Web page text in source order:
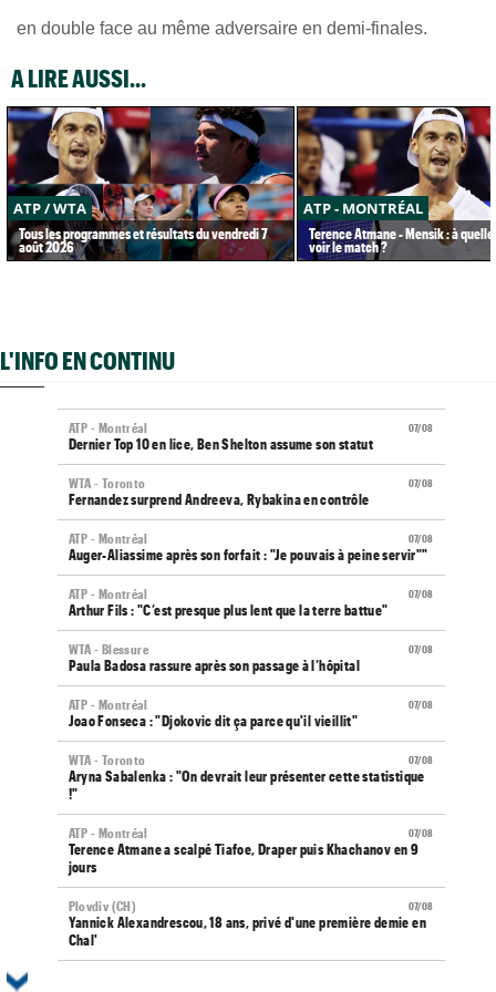
en double face au même adversaire en demi-finales.
A LIRE AUSSI...
ATP / WTA
Tous les programmes et résultats du vendredi 7
août 2026
ATP - MONTRÉAL
Terence Atmane - Mensik : à
voir le match ?
L'INFO EN CONTINU
07/08
ATP - Montréal
Dernier Top 10 en lice, Ben Shelton assume son statut
07/08
WTA - Toronto
Fernandez surprend Andreeva, Rybakina en contrôle
07/08
ATP - Montréal
Auger-Aliassime après son forfait : "Je pouvais à peine servir""
07/08
ATP - Montréal
Arthur Fils : "C’est presque plus lent que la terre battue"
07/08
WTA - Blessure
Paula Badosa rassure après son passage à l’hôpital
07/08
ATP - Montréal
Joao Fonseca : "Djokovic dit ça parce qu'il vieillit"
07/08
WTA - Toronto
Aryna Sabalenka : "On devrait leur présenter cette statistique
!"
07/08
ATP - Montréal
Terence Atmane a scalpé Tiafoe, Draper puis Khachanov en 9
jours
07/08
Plovdiv (CH)
Yannick Alexandrescou, 18 ans, privé d'une première demie en
Chal'